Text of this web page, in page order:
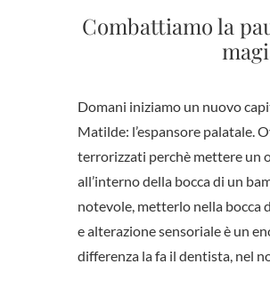
Combattiamo la
Domani iniziamo un nuovo
Matilde: l’espansore palatale.
terrorizzati perchè mettere un
all’interno della bocca di un
notevole, metterlo nella bocca
e alterazione sensoriale è un
differenza la fa il dentista, nel